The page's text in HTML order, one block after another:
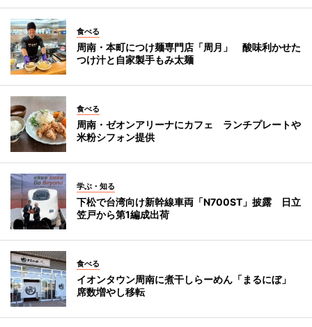
食べる
周南・本町につけ麺専門店「周月」 酸味利かせた
つけ汁と自家製手もみ太麺
食べる
周南・ゼオンアリーナにカフェ ランチプレートや
米粉シフォン提供
学ぶ・知る
下松で台湾向け新幹線車両「N700ST」披露 日立
笠戸から第1編成出荷
食べる
イオンタウン周南に煮干しらーめん「まるにぼ」
席数増やし移転